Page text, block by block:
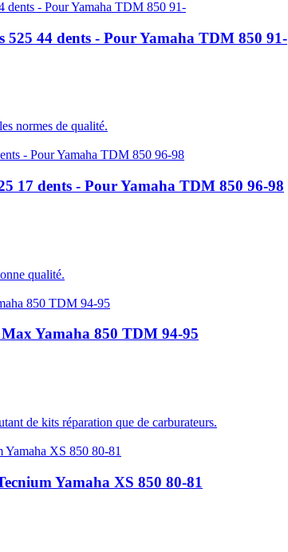
525 44 dents - Pour Yamaha TDM 850 91-
normes de qualité.
17 dents - Pour Yamaha TDM 850 96-98
qualité.
Yamaha 850 TDM 94-95
de kits réparation que de carburateurs.
Yamaha XS 850 80-81